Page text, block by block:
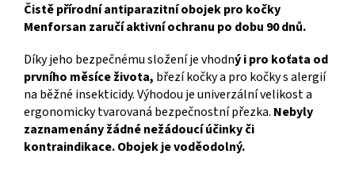
Čistě přírodní antiparazitní obojek pro kočky
Menforsan zaručí aktivní ochranu po dobu 90 dnů.
Díky jeho bezpečnému složení je vhodný i pro koťata od
prvního měsíce života, březí kočky a pro kočky s alergií
na běžné insekticidy. Výhodou je univerzální velikost a
ergonomicky tvarovaná bezpečnostní přezka. Nebyly
zaznamenány žádné nežádoucí účinky či
kontraindikace. Obojek je voděodolný.